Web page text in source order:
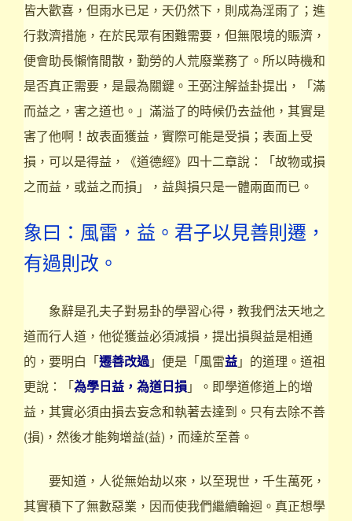
皆大歡喜，但雨水已足，天仍然下，則成為淫雨了；進
行救濟措施，在於民眾有困難需要，但無限境的賑濟，
便會助長懶惰閒散，勤勞的人荒廢業務了。所以時機和
是否真正需要，是最為關鍵。王弼注解益卦提出，「滿
而益之，害之道也。」滿溢了的時候仍去益他，其實是
害了他啊！故表面獲益，實際可能是受損；表面上受
損，可以是得益，《道德經》四十二章說：「故物或損
之而益，或益之而損」，益與損只是一體兩面而已。
象曰：風雷，益。君子以見善則遷，
有過則改。
象辭是孔夫子對易卦的學習心得，教我們法天地之
道而行人道，他從獲益必須減損，提出損與益是相通
的，要明白「遷善改過」便是「風雷益」的道理。道祖
更說：「為學日益，為道日損」。即學道修道上的增
益，其實必須由損去妄念和執著去達到。只有去除不善
(損)，然後才能夠增益(益)，而達於至善。
要知道，人從無始劫以來，以至現世，千生萬死，
其實積下了無數惡業，因而使我們繼續輪迴。真正想學